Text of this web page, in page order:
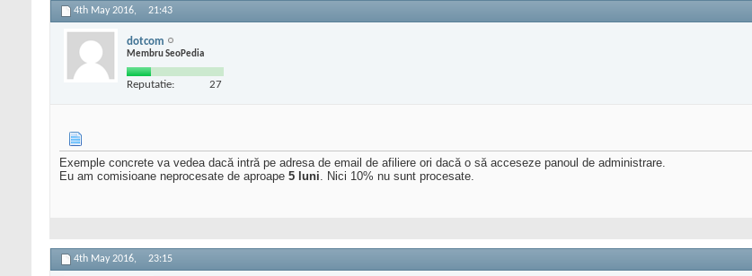
4th May 2016, 21:43
dotcom
Membru SeoPedia
Reputatie: 27
Exemple concrete va vedea dacă intră pe adresa de email de afiliere ori dacă o să acceseze panoul de administrare.
Eu am comisioane neprocesate de aproape 5 luni. Nici 10% nu sunt procesate.
4th May 2016, 23:15